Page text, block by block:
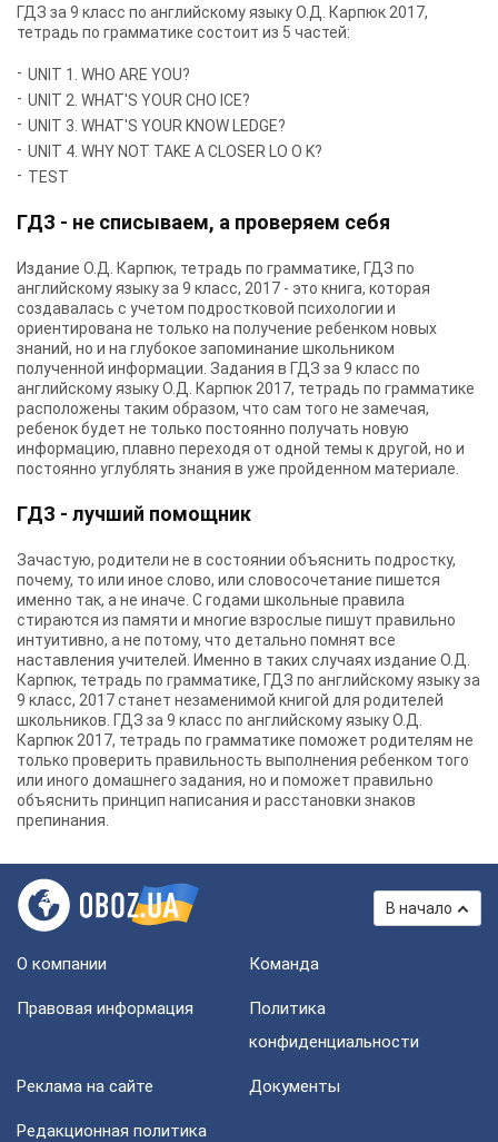
ГДЗ за 9 класс по английскому языку О.Д. Карпюк 2017,
тетрадь по грамматике состоит из 5 частей:
UNIT 1. WHO ARE YOU?
UNIT 2. WHAT'S YOUR CHO ICE?
UNIT 3. WHAT'S YOUR KNOW LEDGE?
UNIT 4. WHY NOT TAKE A CLOSER LO O K?
TEST
ГДЗ - не списываем, а проверяем себя
Издание О.Д. Карпюк, тетрадь по грамматике, ГДЗ по
английскому языку за 9 класс, 2017 - это книга, которая
создавалась с учетом подростковой психологии и
ориентирована не только на получение ребенком новых
знаний, но и на глубокое запоминание школьником
полученной информации. Задания в ГДЗ за 9 класс по
английскому языку О.Д. Карпюк 2017, тетрадь по грамматике
расположены таким образом, что сам того не замечая,
ребенок будет не только постоянно получать новую
информацию, плавно переходя от одной темы к другой, но и
постоянно углублять знания в уже пройденном материале.
ГДЗ - лучший помощник
Зачастую, родители не в состоянии объяснить подростку,
почему, то или иное слово, или словосочетание пишется
именно так, а не иначе. С годами школьные правила
стираются из памяти и многие взрослые пишут правильно
интуитивно, а не потому, что детально помнят все
наставления учителей. Именно в таких случаях издание О.Д.
Карпюк, тетрадь по грамматике, ГДЗ по английскому языку за
9 класс, 2017 станет незаменимой книгой для родителей
школьников. ГДЗ за 9 класс по английскому языку О.Д.
Карпюк 2017, тетрадь по грамматике поможет родителям не
только проверить правильность выполнения ребенком того
или иного домашнего задания, но и поможет правильно
объяснить принцип написания и расстановки знаков
препинания.
В начало
О компании Команда
Правовая информация
Политика
конфиденциальности
Реклама на сайте Документы
Редакционная политика